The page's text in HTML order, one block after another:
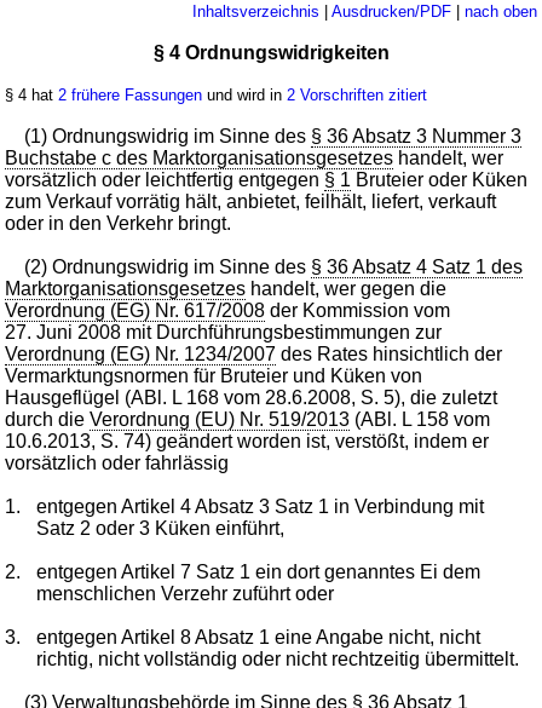
Inhaltsverzeichnis | Ausdrucken/PDF| nach oben
§ 4 Ordnungswidrigkeiten
§ 4 hat 2 frühere Fassungen und wird in 2 Vorschriften zitiert
(1) Ordnungswidrig im Sinne des § 36 Absatz 3 Nummer 3
Buchstabe c des Marktorganisationsgesetzes handelt, wer
vorsätzlich oder leichtfertig entgegen § 1 Bruteier oder Küken
zum Verkauf vorrätig hält, anbietet, feilhält, liefert, verkauft
oder in den Verkehr bringt.
(2) Ordnungswidrig im Sinne des § 36 Absatz 4 Satz 1 des
Marktorganisationsgesetzes handelt, wer gegen die
Verordnung (EG) Nr. 617/2008 der Kommission vom
27. Juni 2008 mit Durchführungsbestimmungen zur
Verordnung (EG) Nr. 1234/2007 des Rates hinsichtlich der
Vermarktungsnormen für Bruteier und Küken von
Hausgeflügel (ABl. L 168 vom 28.6.2008, S. 5), die zuletzt
durch dieVerordnung (EU) Nr. 519/2013 (ABl. L 158 vom
10.6.2013, S. 74) geändert worden ist, verstößt, indem er
vorsätzlich oder fahrlässig
1.
entgegen Artikel 4 Absatz 3 Satz 1 in Verbindung mit
Satz 2 oder 3 Küken einführt,
2.
entgegen Artikel 7 Satz 1 ein dort genanntes Ei dem
menschlichen Verzehr zuführt oder
3.
entgegen Artikel 8 Absatz 1 eine Angabe nicht, nicht
richtig, nicht vollständig oder nicht rechtzeitig übermittelt.
(3) Verwaltungsbehörde im Sinne des § 36 Absatz 1